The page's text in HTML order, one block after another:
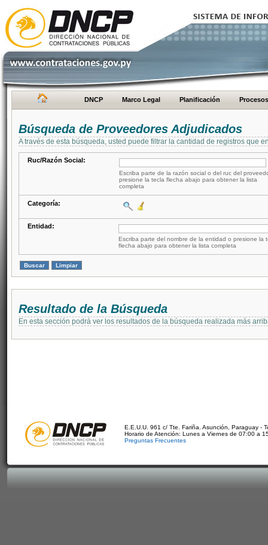
DNCP Marco Legal Planificación Procesos
Búsqueda de Proveedores Adjudicados
A través de esta búsqueda, usted puede filtrar la cantidad de registros que
Ruc/Razón Social:
Escriba parte de la razón social o del ruc del
presione la tecla flecha abajo para obtener la lista
completa
Categoría:
Entidad:
Escriba parte del nombre de la entidad o presione la
flecha abajo para obtener la lista completa
Resultado de la Búsqueda
En esta sección podrá ver los resultados de la búsqueda realizada más
E.E.U.U. 961 c/ Tte. Fariña. Asunción, Paraguay -
Horario de Atención: Lunes a Viernes de 07:00 a
Preguntas Frecuentes